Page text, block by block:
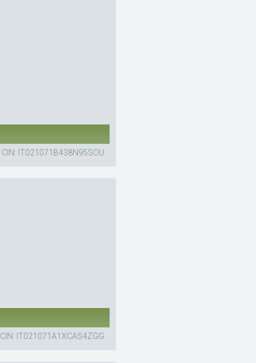
CIN: IT021071B438N95SOU
CIN: IT021071A1XCAS4ZGG